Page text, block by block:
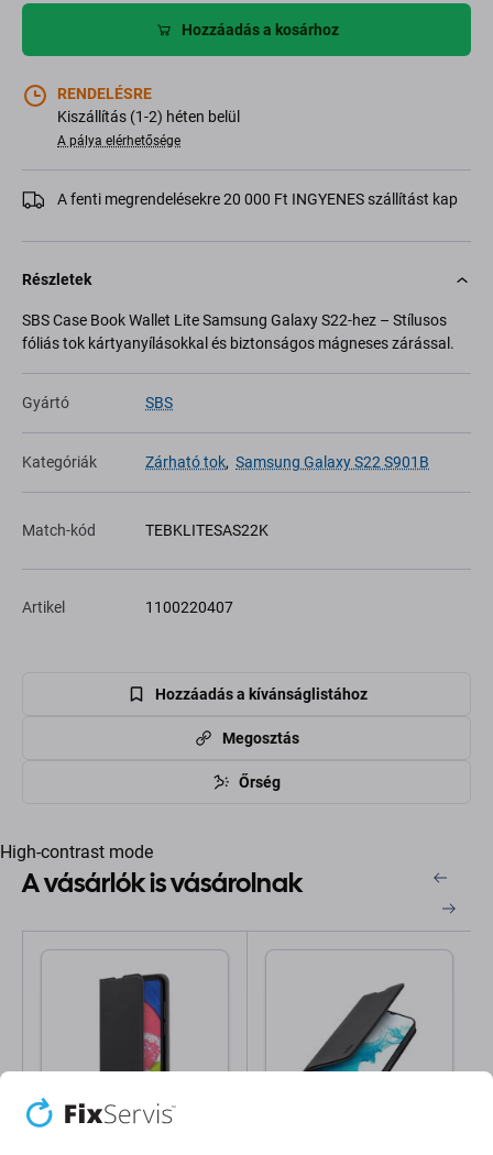
Hozzáadás a kosárhoz
RENDELÉSRE
Kiszállítás (1-2) héten belül
A pálya elérhetősége
A fenti megrendelésekre 20 000 Ft INGYENES szállítást kap
Részletek
SBS Case Book Wallet Lite Samsung Galaxy S22-hez – Stílusos
fóliás tok kártyanyílásokkal és biztonságos mágneses zárással.
Gyártó SBS
Kategóriák Zárható tok, Samsung Galaxy S22 S901B
Match-kód TEBKLITESAS22K
Artikel 1100220407
Hozzáadás a kívánságlistához
Megosztás
Őrség
High-contrast mode
A vásárlók is vásárolnak